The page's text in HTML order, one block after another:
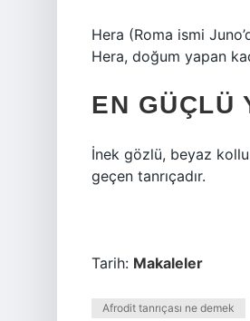
Hera (Roma ismi
Hera, doğum yapan
EN GÜÇLÜ
İnek gözlü, beyaz
geçen tanrıçadır.
Tarih: Makaleler
Afrodit tanrıçası ne demek